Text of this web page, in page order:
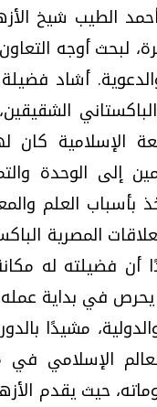
الطيب شيخ
لبحث أوجه
أشاد فضيلة
الإسلامية
إلى الوحدة
بأسباب العلم
المصرية
أن فضيلته له
في بداية
مشيدًا
الإسلامي
حيث يقدم
تحقيقات
الرقمي.. تقنيات